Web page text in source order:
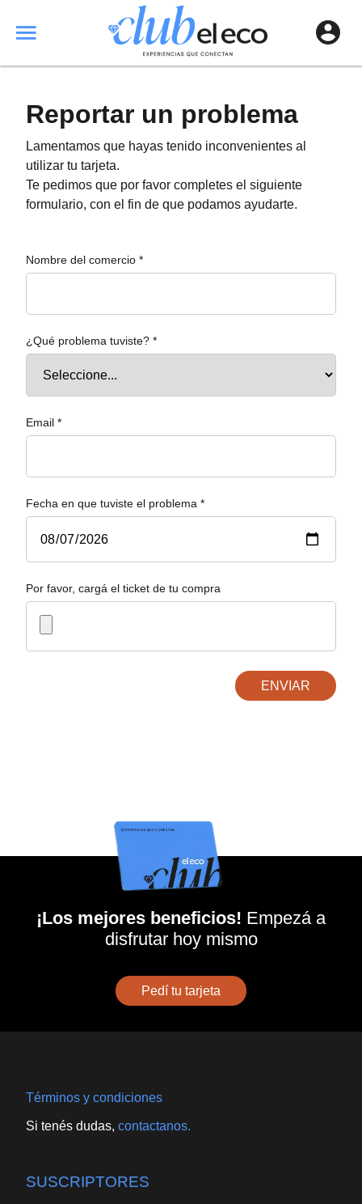
Reportar un problema
Lamentamos que hayas tenido inconvenientes al
utilizar tu tarjeta.
Te pedimos que por favor completes el siguiente
formulario, con el fin de que podamos ayudarte.
Nombre del comercio *
¿Qué problema tuviste? *
Email *
Fecha en que tuviste el problema *
Por favor, cargá el ticket de tu compra
ENVIAR
¡Los mejores beneficios! Empezá a
disfrutar hoy mismo
Pedí tu tarjeta
Términos y condiciones
Si tenés dudas, contactanos.
SUSCRIPTORES